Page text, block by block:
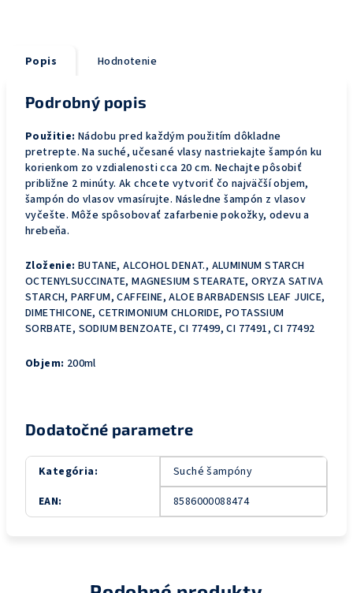
Popis Hodnotenie
Podrobný popis
Použitie: Nádobu pred každým použitím dôkladne
pretrepte. Na suché, učesané vlasy nastriekajte šampón ku
korienkom zo vzdialenosti cca 20 cm. Nechajte pôsobiť
približne 2 minúty. Ak chcete vytvoriť čo najväčší objem,
šampón do vlasov vmasírujte. Následne šampón z vlasov
vyčešte. Môže spôsobovať zafarbenie pokožky, odevu a
hrebeňa.
Zloženie: BUTANE, ALCOHOL DENAT., ALUMINUM STARCH
OCTENYLSUCCINATE, MAGNESIUM STEARATE, ORYZA SATIVA
STARCH, PARFUM, CAFFEINE, ALOE BARBADENSIS LEAF JUICE,
DIMETHICONE, CETRIMONIUM CHLORIDE, POTASSIUM
SORBATE, SODIUM BENZOATE, CI 77499, CI 77491, CI 77492
Objem: 200ml
Dodatočné parametre
Kategória:
Suché šampóny
EAN: 8586000088474